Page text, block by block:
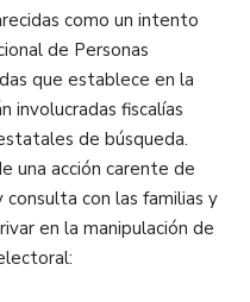
como un intento
de Personas
que establece en la
involucradas fiscalías
de búsqueda.
una acción carente de
con las familias y
en la manipulación de